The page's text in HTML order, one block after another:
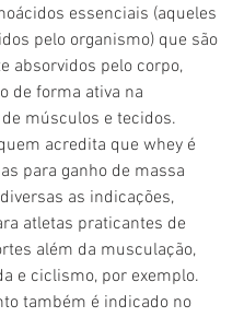
essenciais (aqueles
pelo organismo) que são
absorvidos pelo corpo,
de forma ativa na
músculos e tecidos.
acredita que whey é
para ganho de massa
as indicações,
atletas praticantes de
além da musculação,
e ciclismo, por exemplo.
também é indicado no